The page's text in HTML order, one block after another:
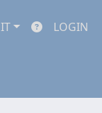
IT LOGIN